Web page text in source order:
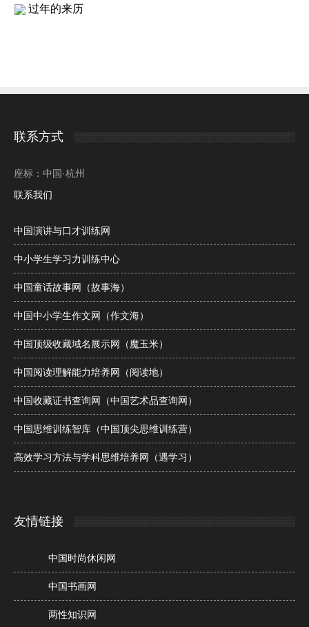
过年的来历
联系方式
座标：中国·杭州
联系我们
中国演讲与口才训练网
中小学生学习力训练中心
中国童话故事网（故事海）
中国中小学生作文网（作文海）
中国顶级收藏域名展示网（魔玉米）
中国阅读理解能力培养网（阅读地）
中国收藏证书查询网（中国艺术品查询网）
中国思维训练智库（中国顶尖思维训练营）
高效学习方法与学科思维培养网（遇学习）
友情链接
中国时尚休闲网
中国书画网
两性知识网